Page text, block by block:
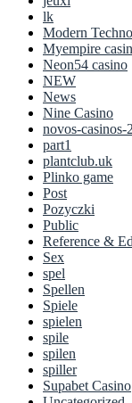
lk
Modern
Myempire
Neon54 casino
NEW
News
Nine Casino
novos-casinos-
part1
plantclub.uk
Plinko game
Post
Pozyczki
Public
Reference &
Sex
spel
Spellen
Spiele
spielen
spile
spilen
spiller
Supabet Casino